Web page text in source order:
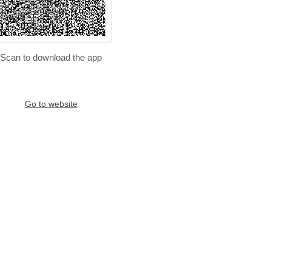
Scan to download the app
Go to website